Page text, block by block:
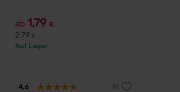
ab 1,79 €
2,79€
Auf Lager
4,6